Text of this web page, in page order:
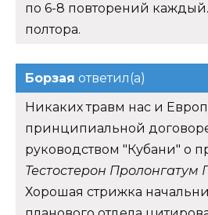
по 6-8 повторений
полтора.
Борзая ответил(а)
Никаких травм нас и
принципиальной
руководством "Кубани" о
Тестостерон Пролонгатум
Хорошая стрижка